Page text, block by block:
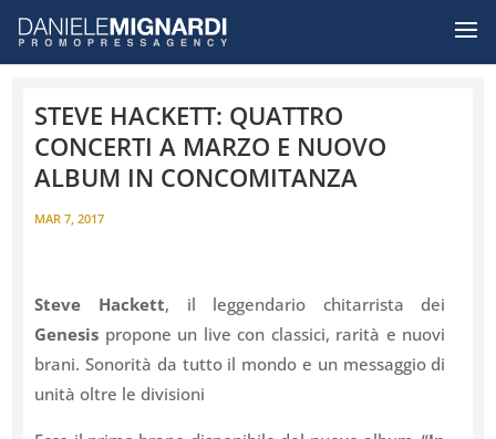
STEVE HACKETT: QUATTRO
CONCERTI A MARZO E NUOVO
ALBUM IN CONCOMITANZA
MAR 7, 2017
Steve Hackett, il leggendario chitarrista dei
Genesis propone un live con classici, rarità e nuovi
brani. Sonorità da tutto il mondo e un messaggio di
unità oltre le divisioni